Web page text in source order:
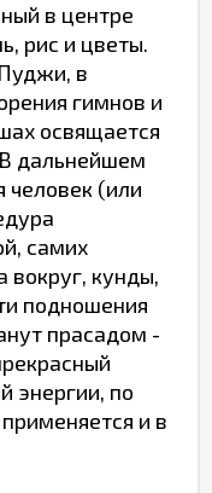
в центре
рис и цветы.
в
гимнов и
освящается
дальнейшем
человек (или
самих
вокруг, кунды,
подношения
прасадом -
энергии, по
и в